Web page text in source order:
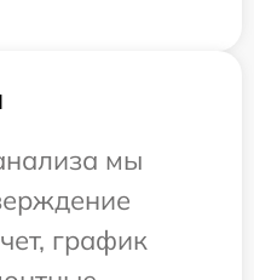
мы
график